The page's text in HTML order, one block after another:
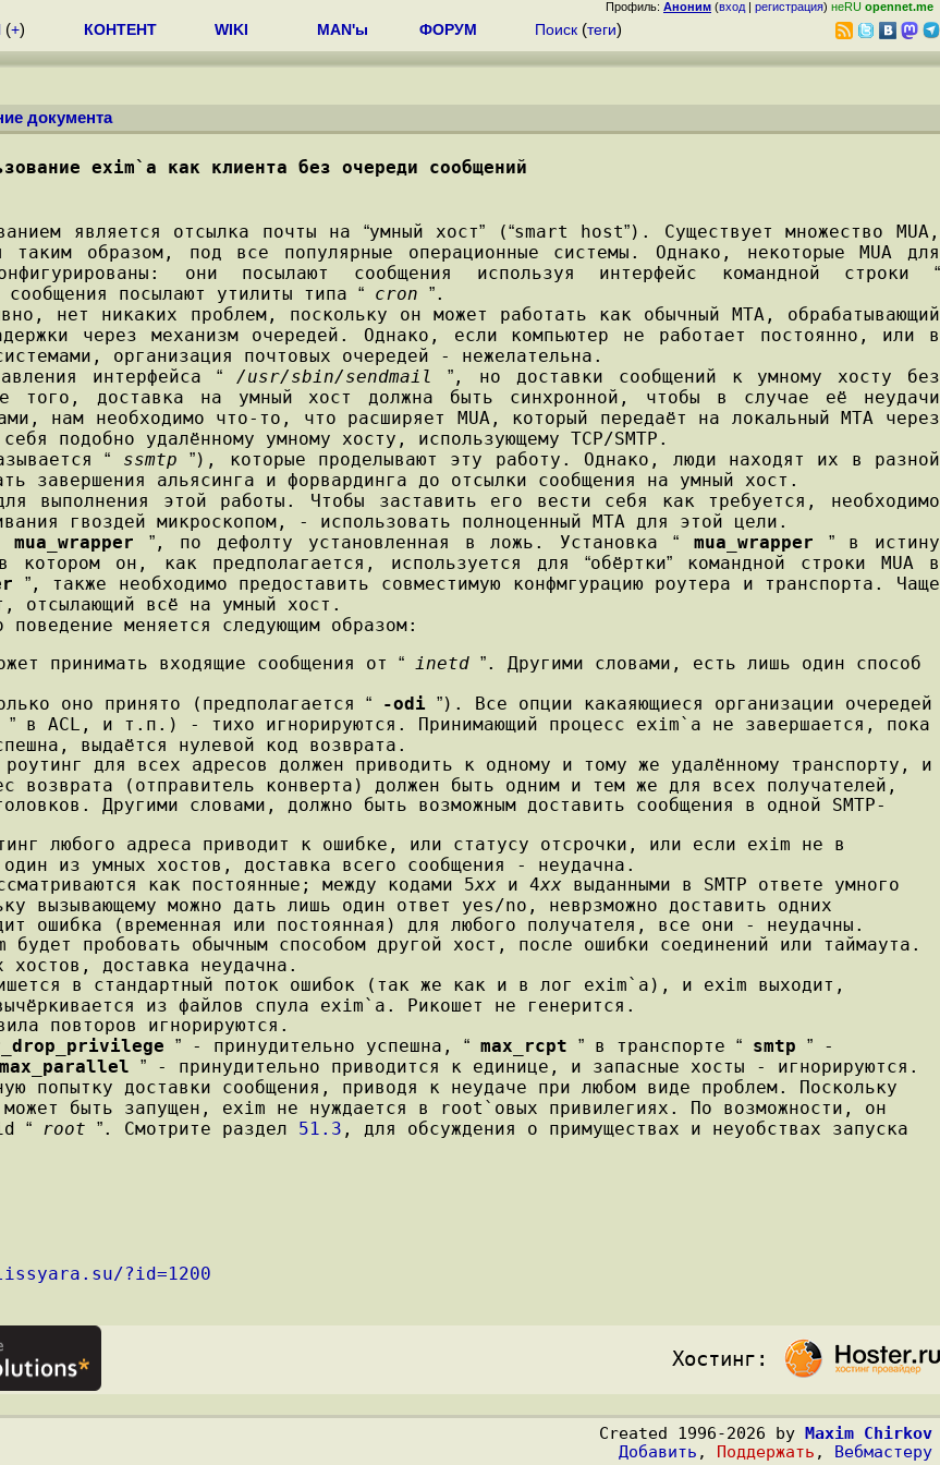
Профиль: Аноним (вход | регистрация) неRU opennet.me
(+) КОНТЕНТ WIKI MAN'ы ФОРУМ Поиск (теги)
документа
exim`a как клиента без очереди сообщений
является отсылка почты на “умный хост” (“smart host”). Существует множество MUA,
таким образом, под все популярные операционные системы. Однако, некоторые MUA для
они посылают сообщения используя интерфейс командной строки “
посылают утилиты типа “ cron ”.
нет никаких проблем, поскольку он может работать как обычный MTA, обрабатывающий
через механизм очередей. Однако, если компьютер не работает постоянно, или в
организация почтовых очередей - нежелательна.
интерфейса “ /usr/sbin/sendmail ” , но доставки сообщений к умному хосту без
того, доставка на умный хост должна быть синхронной, чтобы в случае её неудачи
нам необходимо что-то, что расширяет MUA, который передаёт на локальный MTA через
подобно удалённому умному хосту, использующему TCP/SMTP.
“ ssmtp ”), которые проделывают эту работу. Однако, люди находят их в разной
завершения альясинга и форвардинга до отсылки сообщения на умный хост.
выполнения этой работы. Чтобы заставить его вести себя как требуется, необходимо
гвоздей микроскопом, - использовать полноценный MTA для этой цели.
mua_wrapper ”, по дефолту установленная в ложь. Установка “ mua_wrapper ”в истину
он, как предполагается, используется для “обёртки”командной строки MUA в
”, также необходимо предоставить совместимую конфмгурацию роутера и транспорта. Чаще
отсылающий всё на умный хост.
меняется следующим образом:
принимать входящие сообщения от “ inetd ”. Другими словами, есть лишь один способ
оно принято (предполагается “ -odi ”). Все опции какаяющиеся организации очередей
” в ACL, и т.п.) - тихо игнорируются. Принимающий процесс exim`a не завершается, пока
выдаётся нулевой код возврата.
для всех адресов должен приводить к одному и тому же удалённому транспорту, и
(отправитель конверта) должен быть одним и тем же для всех получателей,
Другими словами, должно быть возможным доставить сообщения в одной SMTP-
любого адреса приводит к ошибке, или статусу отсрочки, или если exim не в
из умных хостов, доставка всего сообщения - неудачна.
как постоянные; между кодами 5xx и 4xx выданными в SMTP ответе умного
вызывающему можно дать лишь один ответ yes/no, неврзможно доставить одних
ошибка (временная или постоянная) для любого получателя, все они - неудачны.
пробовать обычным способом другой хост, после ошибки соединений или таймаута.
доставка неудачна.
в стандартный поток ошибок (так же как и в лог exim`a), и exim выходит,
из файлов спула exim`a. Рикошет не генерится.
повторов игнорируются.
” - принудительно успешна, “ max_rcpt ” в транспорте “ smtp ” -
” - принудительно приводится к единице, и запасные хосты - игнорируются.
доставки сообщения, приводя к неудаче при любом виде проблем. Поскольку
быть запущен, exim не нуждается в root`овых привилегиях. По возможности, он
“ root ”. Смотрите раздел 51.3 , для обсуждения о примуществах и неуобствах запуска
?id=1200
Хостинг:
Created 1996-2026 by Maxim Chirkov
Добавить , Поддержать , Вебмастеру